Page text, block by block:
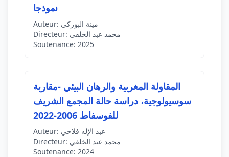
نموذجا
Auteur: مينة البوركي
Directeur: محمد عبد الخلقي
Soutenance: 2025
المقاولة المغربية والرهان البيئي -مقاربة
سوسيولوجية، دراسة حالة المجمع الشريف
للفوسفاط 2006-2022
Auteur: عبد الإله فلاحي
Directeur: محمد عبد الخلقي
Soutenance: 2024